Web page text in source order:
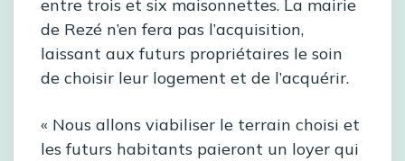
entre trois et six maisonnettes. La mairie
de Rezé n’en fera pas l’acquisition,
laissant aux futurs propriétaires le soin
de choisir leur logement et de l’acquérir.
« Nous allons viabiliser le terrain choisi et
les futurs habitants paieront un loyer qui